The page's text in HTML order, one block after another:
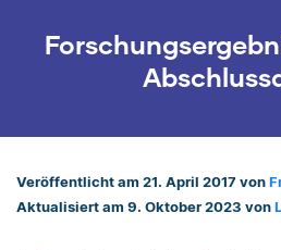
Veröffentlicht am 21. April 2017 von
Aktualisiert am 9. Oktober 2023 von